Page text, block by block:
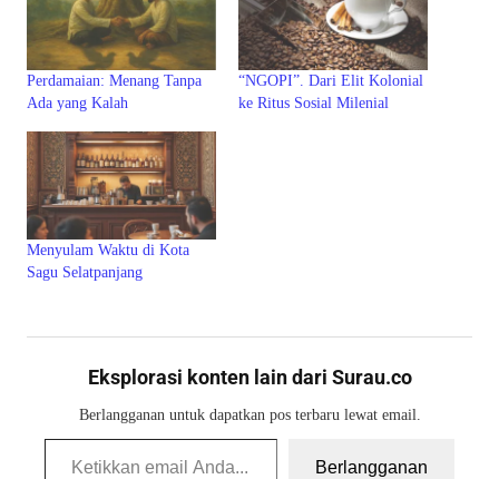
Perdamaian: Menang Tanpa
Ada yang Kalah
“NGOPI”. Dari Elit Kolonial
ke Ritus Sosial Milenial
Menyulam Waktu di Kota
Sagu Selatpanjang
Eksplorasi konten lain dari Surau.co
Berlangganan untuk dapatkan pos terbaru lewat email.
Ketikkan email Anda...
Berlangganan